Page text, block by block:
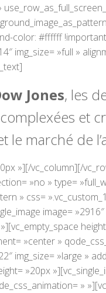
color: #ffffff
img_size= »full »
Jones, les
et
le marché de
»][/vc_column][/
»no » type=
» css=
image=
»center »
img_size= »large »
»20px
»